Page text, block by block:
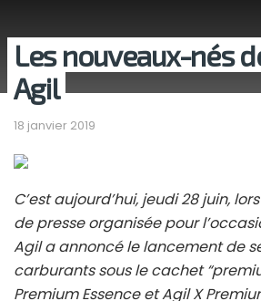
Les nouveaux-nés
Agil
18 janvier 2019
C’est aujourd’hui, jeudi 28 juin,
de presse organisée pour
Agil a annoncé le lancement de
carburants sous le cachet
Premium Essence et Agil X